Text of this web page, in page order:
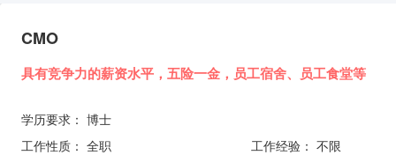
CMO
具有竞争力的薪资水平，五险一金，员工宿舍、员工食堂等
学历要求： 博士
工作性质： 全职 工作经验： 不限